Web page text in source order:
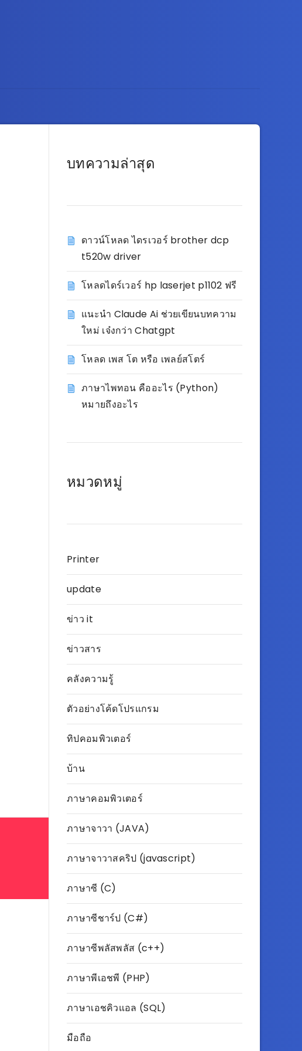
บทความล่าสุด
ดาวน์โหลด ไดรเวอร์ brother dcp
t520w driver
โหลดไดร์เวอร์ hp laserjet p1102 ฟรี
แนะนำ Claude Ai ช่วยเขียนบทความ
ใหม่ เจ๋งกว่า Chatgpt
โหลด เพส โต หรือ เพลย์สโตร์
ภาษาไพทอน คืออะไร (Python)
หมายถึงอะไร
หมวดหมู่
Printer
update
ข่าว it
ข่าวสาร
คลังความรู้
ตัวอย่างโค้ดโปรแกรม
ทิปคอมพิวเตอร์
บ้าน
ภาษาคอมพิวเตอร์
ภาษาจาวา (JAVA)
ภาษาจาวาสคริป (javascript)
ภาษาซี (C)
ภาษาซีชาร์ป (C#)
ภาษาซีพลัสพลัส (c++)
ภาษาพีเอชพี (PHP)
ภาษาเอชคิวแอล (SQL)
มือถือ